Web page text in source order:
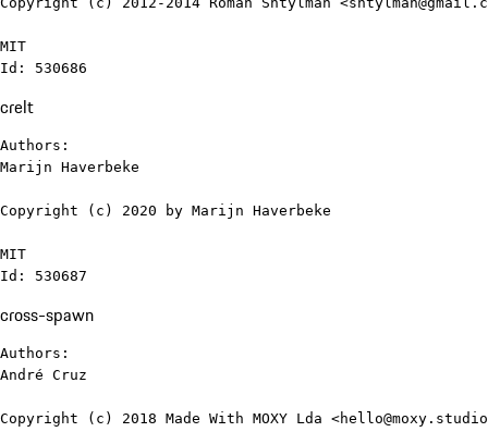
MIT
Id: 530686
crelt
Authors:
Marijn Haverbeke
Copyright (c) 2020 by Marijn Haverbeke
MIT
Id: 530687
cross-spawn
Authors:
André Cruz
Copyright (c) 2018 Made With MOXY Lda